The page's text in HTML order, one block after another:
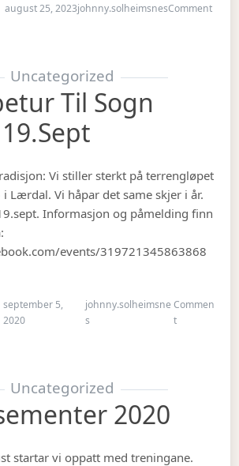
august 25, 2023johnny.solheimsnesCommenton
Uncategorized
Til Sogn
19.sept
Vi stiller sterkt på terrengløpet
i Lærdal. Vi håpar det same skjer i år.
Informasjon og påmelding finn
events/319721345863868
september 5,
2020
johnny.solheimsne
s
Commen
ton Gubbetur
Uncategorized
2020
startar vi oppatt med treningane.